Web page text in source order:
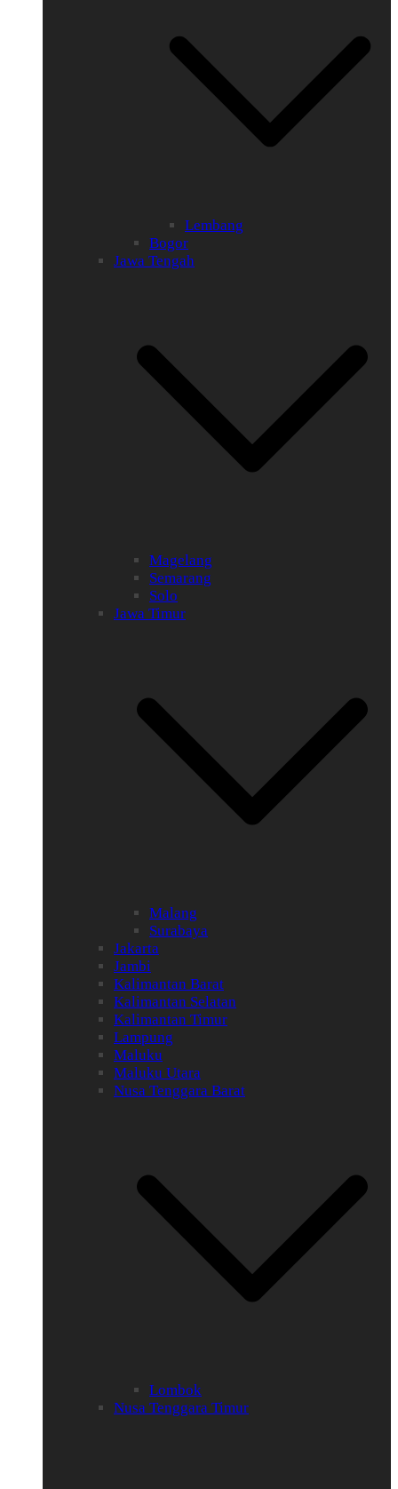
Lembang
Bogor
Jawa Tengah
Magelang
Semarang
Solo
Jawa Timur
Malang
Surabaya
Jakarta
Jambi
Kalimantan Barat
Kalimantan Selatan
Kalimantan Timur
Lampung
Maluku
Maluku Utara
Nusa Tenggara Barat
Lombok
Nusa Tenggara Timur